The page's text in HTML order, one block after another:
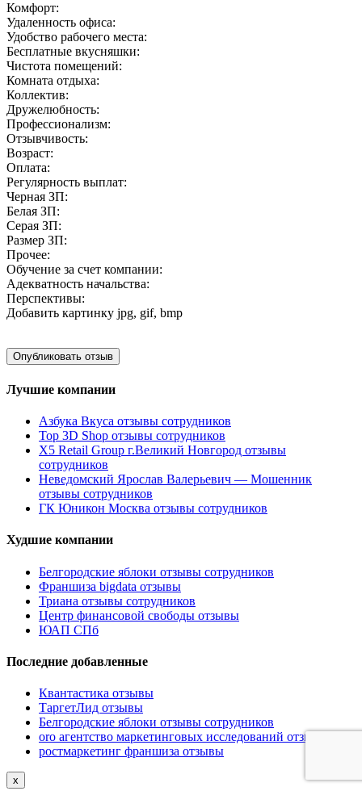
Комфорт:
Удаленность офиса:
Удобство рабочего места:
Бесплатные вкусняшки:
Чистота помещений:
Комната отдыха:
Коллектив:
Дружелюбность:
Профессионализм:
Отзывчивость:
Возраст:
Оплата:
Регулярность выплат:
Черная ЗП:
Белая ЗП:
Серая ЗП:
Размер ЗП:
Прочее:
Обучение за счет компании:
Адекватность начальства:
Перспективы:
Добавить картинку jpg, gif, bmp
Лучшие компании
Азбука Вкуса отзывы сотрудников
Top 3D Shop отзывы сотрудников
X5 Retail Group г.Великий Новгород отзывы
сотрудников
Неведомский Ярослав Валерьевич — Мошенник
отзывы сотрудников
ГК Юникон Москва отзывы сотрудников
Худшие компании
Белгородские яблоки отзывы сотрудников
Франшиза bigdata отзывы
Триана отзывы сотрудников
Центр финансовой свободы отзывы
ЮАП СПб
Последние добавленные
Квантастика отзывы
ТаргетЛид отзывы
Белгородские яблоки отзывы сотрудников
oro агентство маркетинговых исследований отзывы
ростмаркетинг франшиза отзывы
x